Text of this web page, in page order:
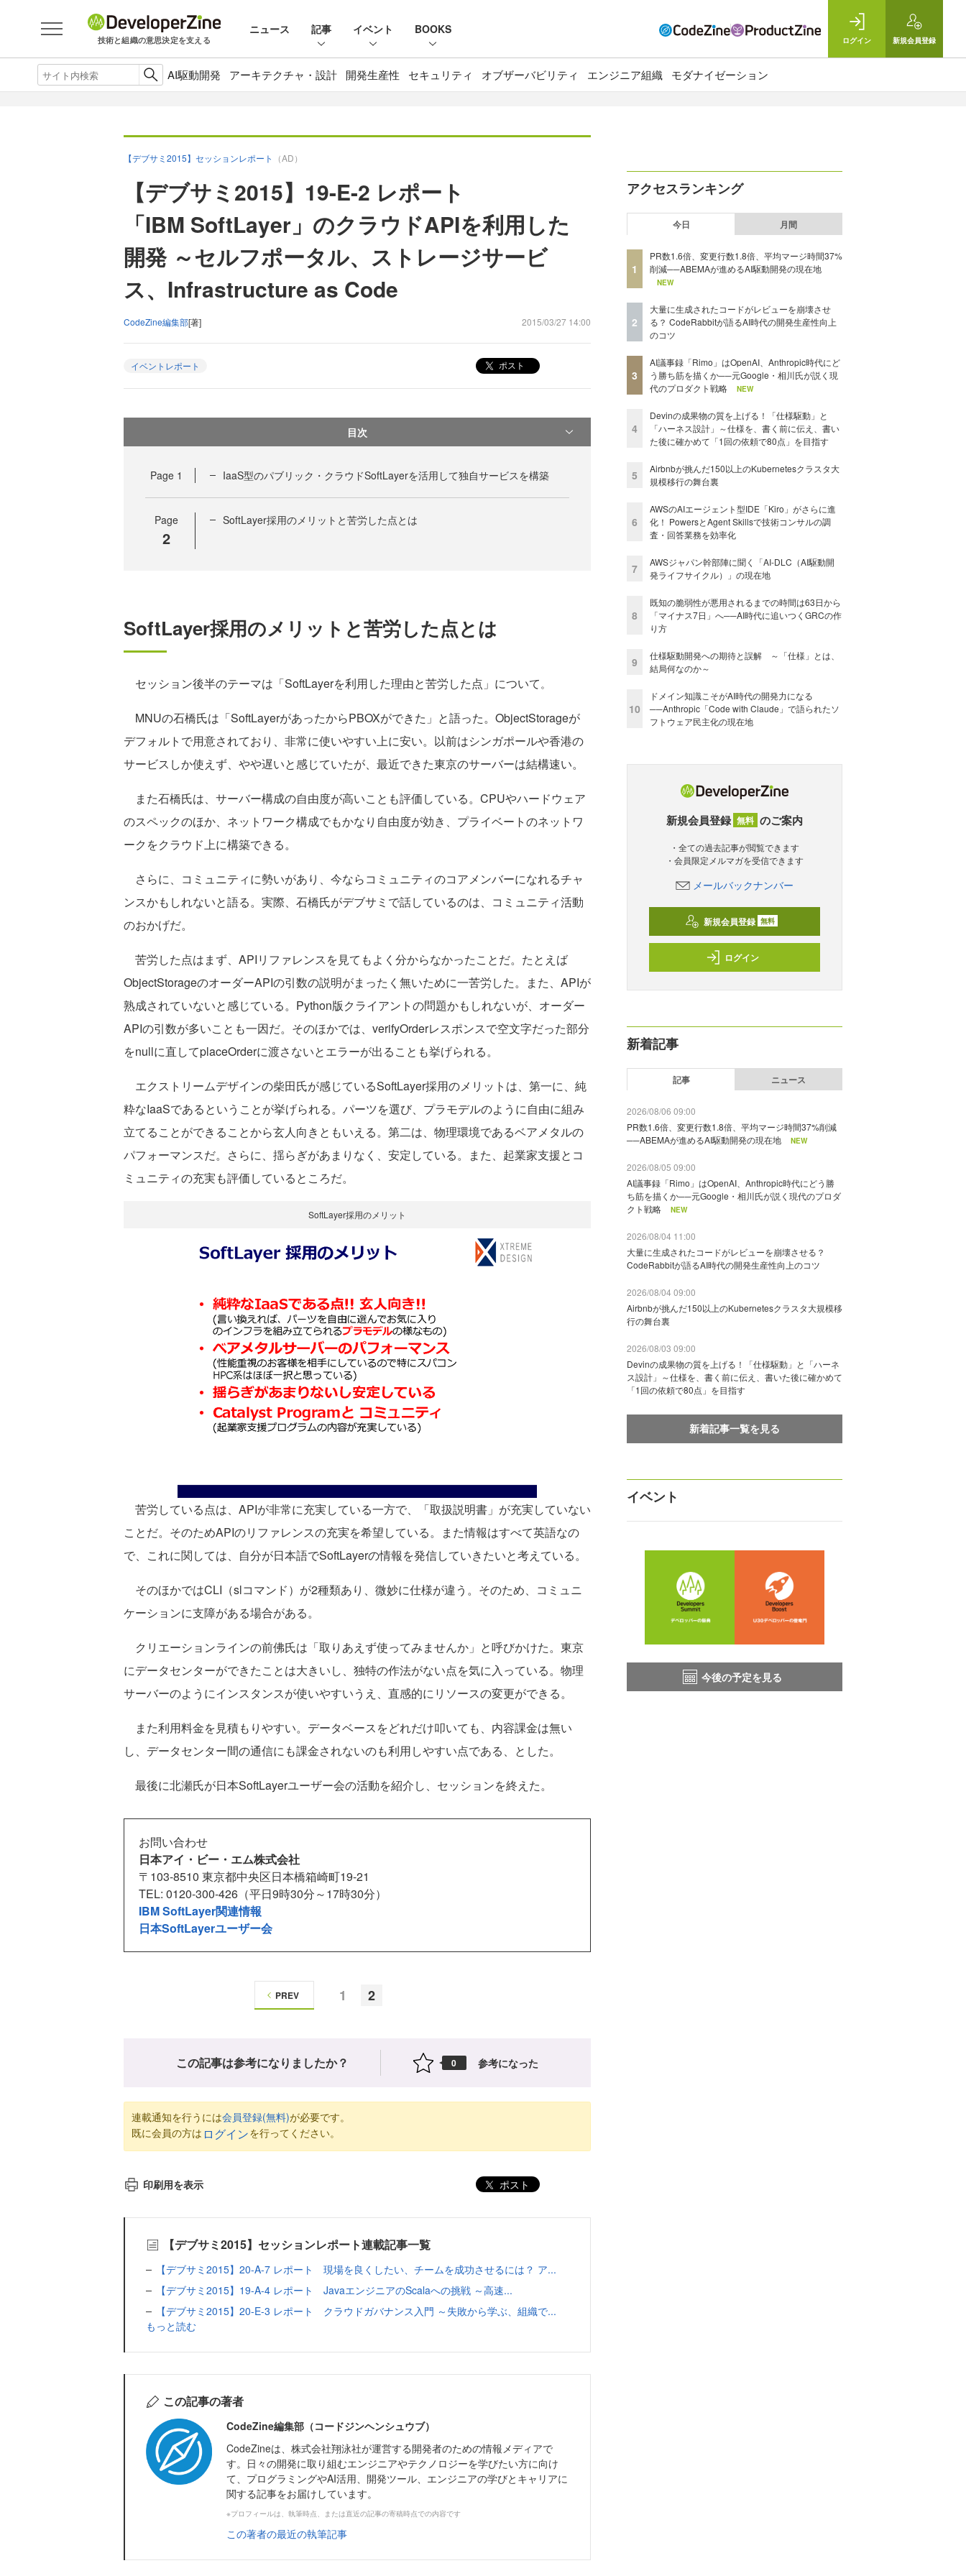
技術と組織の意思決定を支える
ニュース 記事 イベント BOOKS
ログイン 新規会員登録
AI駆動開発 アーキテクチャ・設計 開発生産性 セキュリティ オブザーバビリティ エンジニア組織 モダナイゼーション
【デブサミ2015】セッションレポート （AD）
【デブサミ2015】19-E-2 レポート
「IBM SoftLayer」のクラウドAPIを利用した
開発 ～セルフポータル、ストレージサービ
ス、Infrastructure as Code
CodeZine編集部[著] 2015/03/27 14:00
イベントレポート ポスト
目次
Page 1 IaaS型のパブリック・クラウドSoftLayerを活用して独自サービスを構築
Page
2
SoftLayer採用のメリットと苦労した点とは
SoftLayer採用のメリットと苦労した点とは
セッション後半のテーマは「SoftLayerを利用した理由と苦労した点」について。
MNUの石橋氏は「SoftLayerがあったからPBOXができた」と語った。ObjectStorageが
デフォルトで用意されており、非常に使いやすい上に安い。以前はシンガポールや香港の
サービスしか使えず、やや遅いと感じていたが、最近できた東京のサーバーは結構速い。
また石橋氏は、サーバー構成の自由度が高いことも評価している。CPUやハードウェア
のスペックのほか、ネットワーク構成でもかなり自由度が効き、プライベートのネットワ
ークをクラウド上に構築できる。
さらに、コミュニティに勢いがあり、今ならコミュニティのコアメンバーになれるチャ
ンスかもしれないと語る。実際、石橋氏がデブサミで話しているのは、コミュニティ活動
のおかげだ。
苦労した点はまず、APIリファレンスを見てもよく分からなかったことだ。たとえば
ObjectStorageのオーダーAPIの引数の説明がまったく無いために一苦労した。また、APIが
熟成されていないと感じている。Python版クライアントの問題かもしれないが、オーダー
APIの引数が多いことも一因だ。そのほかでは、verifyOrderレスポンスで空文字だった部分
をnullに直してplaceOrderに渡さないとエラーが出ることも挙げられる。
エクストリームデザインの柴田氏が感じているSoftLayer採用のメリットは、第一に、純
粋なIaaSであるということが挙げられる。パーツを選び、プラモデルのように自由に組み
立てることができることから玄人向きともいえる。第二は、物理環境であるベアメタルの
パフォーマンスだ。さらに、揺らぎがあまりなく、安定している。また、起業家支援とコ
ミュニティの充実も評価しているところだ。
SoftLayer採用のメリット
苦労している点は、APIが非常に充実している一方で、「取扱説明書」が充実していない
ことだ。そのためAPIのリファレンスの充実を希望している。また情報はすべて英語なの
で、これに関しては、自分が日本語でSoftLayerの情報を発信していきたいと考えている。
そのほかではCLI（slコマンド）が2種類あり、微妙に仕様が違う。そのため、コミュニ
ケーションに支障がある場合がある。
クリエーションラインの前佛氏は「取りあえず使ってみませんか」と呼びかけた。東京
にデータセンターができたことは大きいし、独特の作法がない点を気に入っている。物理
サーバーのようにインスタンスが使いやすいうえ、直感的にリソースの変更ができる。
また利用料金を見積もりやすい。データベースをどれだけ叩いても、内容課金は無い
し、データセンター間の通信にも課金されないのも利用しやすい点である、とした。
最後に北瀬氏が日本SoftLayerユーザー会の活動を紹介し、セッションを終えた。
お問い合わせ
日本アイ・ビー・エム株式会社
〒103-8510 東京都中央区日本橋箱崎町19-21
TEL: 0120-300-426（平日9時30分～17時30分）
IBM SoftLayer関連情報
日本SoftLayerユーザー会
1 2
PREV
この記事は参考になりましたか？ 0 参考になった
連載通知を行うには会員登録(無料)が必要です。
既に会員の方は ログインを行ってください。
印刷用を表示 ポスト
【デブサミ2015】セッションレポート連載記事一覧
【デブサミ2015】20-A-7 レポート 現場を良くしたい、チームを成功させるには？ ア...
【デブサミ2015】19-A-4 レポート JavaエンジニアのScalaへの挑戦 ～高速...
【デブサミ2015】20-E-3 レポート クラウドガバナンス入門 ～失敗から学ぶ、組織で...
もっと読む
この記事の著者
CodeZine編集部（コードジンヘンシュウブ）
CodeZineは、株式会社翔泳社が運営する開発者のための情報メディアで
す。日々の開発に取り組むエンジニアやテクノロジーを学びたい方に向け
て、プログラミングやAI活用、開発ツール、エンジニアの学びとキャリアに
関する記事をお届けしています。
※プロフィールは、執筆時点、または直近の記事の寄稿時点での内容です
この著者の最近の執筆記事
アクセスランキング
今日 月間
1
PR数1.6倍、変更行数1.8倍、平均マージ時間37%
削減──ABEMAが進めるAI駆動開発の現在地
NEW
2
大量に生成されたコードがレビューを崩壊させ
る？ CodeRabbitが語るAI時代の開発生産性向上
のコツ
3
AI議事録「Rimo」はOpenAI、Anthropic時代にど
う勝ち筋を描くか──元Google・相川氏が説く現
代のプロダクト戦略
NEW
4
Devinの成果物の質を上げる！「仕様駆動」と
「ハーネス設計」～仕様を、書く前に伝え、書い
た後に確かめて「1回の依頼で80点」を目指す
5
Airbnbが挑んだ150以上のKubernetesクラスタ大
規模移行の舞台裏
6
AWSのAIエージェント型IDE「Kiro」がさらに進
化！ PowersとAgent Skillsで技術コンサルの調
査・回答業務を効率化
7
AWSジャパン幹部陣に聞く「AI-DLC（AI駆動開
発ライフサイクル）」の現在地
8
既知の脆弱性が悪用されるまでの時間は63日から
「マイナス7日」へ──AI時代に追いつくGRCの作
り方
9
仕様駆動開発への期待と誤解 ～「仕様」とは、
結局何なのか～
10
ドメイン知識こそがAI時代の開発力になる
──Anthropic「Code with Claude」で語られたソ
フトウェア民主化の現在地
新規会員登録 無料 のご案内
・全ての過去記事が閲覧できます
・会員限定メルマガを受信できます
メールバックナンバー
新規会員登録 無料
ログイン
新着記事
記事 ニュース
2026/08/06 09:00
PR数1.6倍、変更行数1.8倍、平均マージ時間37%削減
──ABEMAが進めるAI駆動開発の現在地
NEW
2026/08/05 09:00
AI議事録「Rimo」はOpenAI、Anthropic時代にどう勝
ち筋を描くか──元Google・相川氏が説く現代のプロダ
クト戦略
NEW
2026/08/04 11:00
大量に生成されたコードがレビューを崩壊させる？
CodeRabbitが語るAI時代の開発生産性向上のコツ
2026/08/04 09:00
Airbnbが挑んだ150以上のKubernetesクラスタ大規模移
行の舞台裏
2026/08/03 09:00
Devinの成果物の質を上げる！「仕様駆動」と「ハーネ
ス設計」～仕様を、書く前に伝え、書いた後に確かめて
「1回の依頼で80点」を目指す
新着記事一覧を見る
イベント
今後の予定を見る